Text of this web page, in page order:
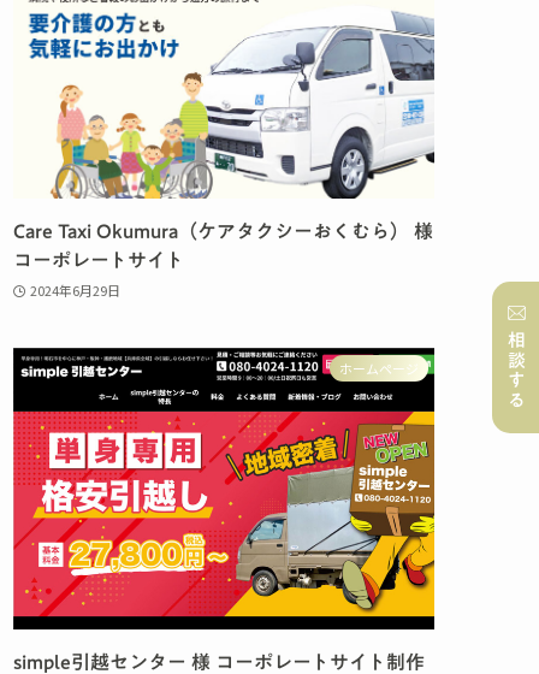
相談する
Care Taxi Okumura（ケアタクシーおくむら） 様
コーポレートサイト
2024年6月29日
ホームページ
simple引越センター 様 コーポレートサイト制作